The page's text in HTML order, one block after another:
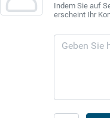
Indem Sie auf
erscheint Ihr